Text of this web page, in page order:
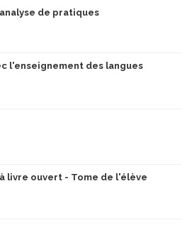
de pratiques
l'enseignement des langues
livre ouvert - Tome de l'élève